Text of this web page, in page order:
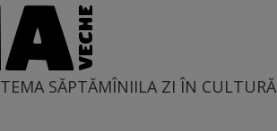
TEMA SĂPTĂMÎNIILA ZI ÎN CULTURĂ